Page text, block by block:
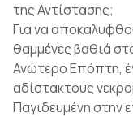
της Αντίστασης;
Για να
θαμμένες βαθιά
Ανώτερο Επόπτη,
αδίστακτους
Παγιδευμένη στην